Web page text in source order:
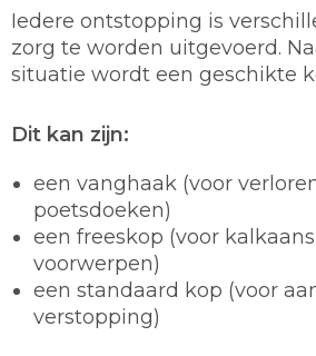
Iedere ontstopping is
zorg te worden uitgevoerd.
situatie wordt een geschikte
Dit kan zijn:
een vanghaak (voor
poetsdoeken)
een freeskop (voor
voorwerpen)
een standaard kop (voor
verstopping)